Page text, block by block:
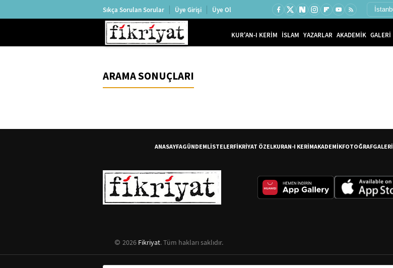
Sıkça Sorulan Sorular Üye Girişi Üye Ol
KUR'AN-I KERİM İSLAM YAZARLAR AKADEMİK GALERİ
ARAMA SONUÇLARI
ANASAYFAGÜNDEMLİSTELERFİKRİYAT ÖZELKURAN-I KERİMAKADEMİKFOTOĞRAFGALERİ
2026 Fikriyat. Tüm hakları saklıdır.